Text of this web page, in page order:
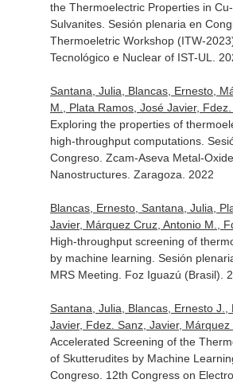
the Thermoelectric Properties in
Sulvanites. Sesión plenaria en
Thermoeletric Workshop (ITW-
Tecnológico e Nuclear of IST-UL.
Santana, Julia, Blancas, Ernesto,
M., Plata Ramos, José Javier,
Exploring the properties of
high-throughput computations.
Congreso. Zcam-Aseva Metal-
Nanostructures. Zaragoza. 2022
Blancas, Ernesto, Santana, Julia,
Javier, Márquez Cruz, Antonio M.,
High-throughput screening of
by machine learning. Sesión
MRS Meeting. Foz Iguazú (Brasil).
Santana, Julia, Blancas, Ernesto J.,
Javier, Fdez. Sanz, Javier,
Accelerated Screening of the
of Skutterudites by Machine
Congreso. 12th Congress on